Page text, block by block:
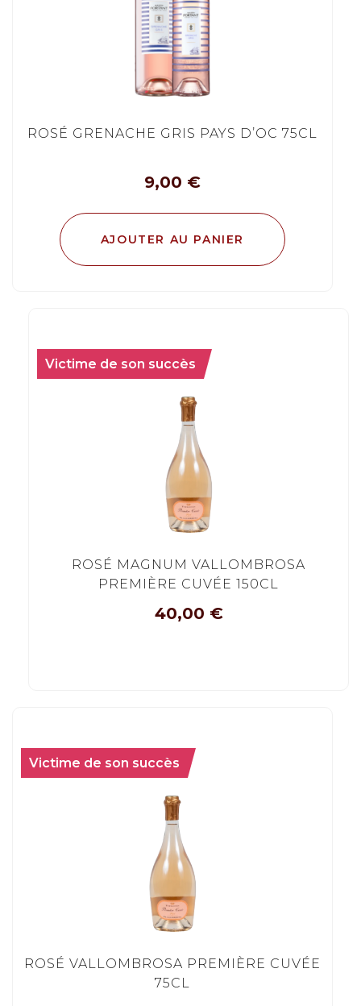
ROSÉ GRENACHE GRIS PAYS D’OC 75CL
9,00 €
AJOUTER AU PANIER
Victime de son succès
ROSÉ MAGNUM VALLOMBROSA
PREMIÈRE CUVÉE 150CL
40,00 €
Victime de son succès
ROSÉ VALLOMBROSA PREMIÈRE CUVÉE
75CL